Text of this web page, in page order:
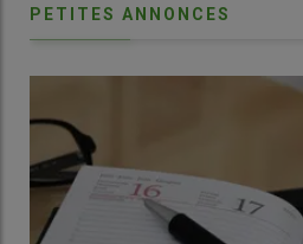
Technique de l'insecte
souverain sur les
PETITES ANNONCES